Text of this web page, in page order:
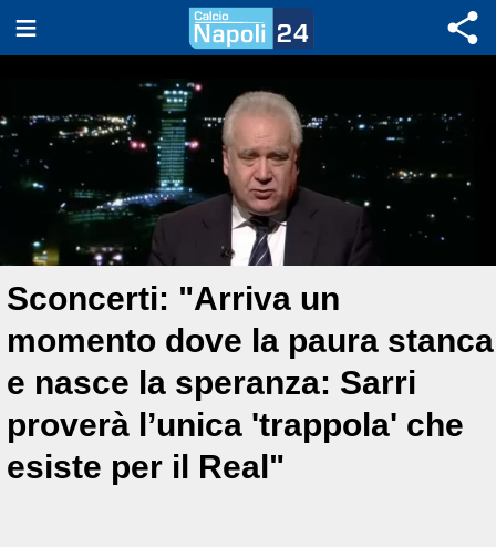
Sconcerti: "Arriva un
momento dove la paura stanca
e nasce la speranza: Sarri
proverà l’unica 'trappola' che
esiste per il Real"